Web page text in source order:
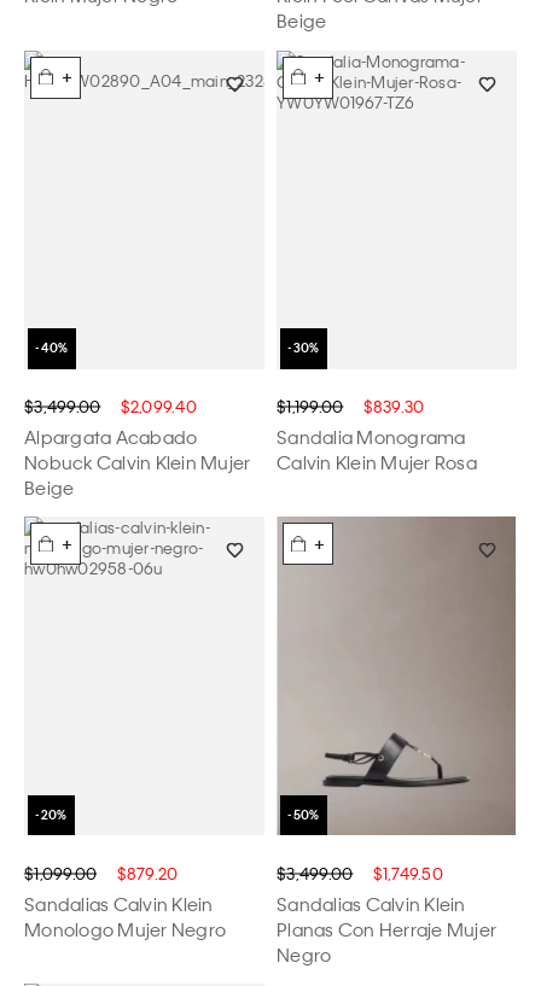
Beige
+
$3,499.00 $2,099.40
Alpargata Acabado
Nobuck Calvin Klein Mujer
Beige
+
$1,199.00 $839.30
Sandalia Monograma
Calvin Klein Mujer Rosa
+
$1,099.00 $879.20
Sandalias Calvin Klein
Monologo Mujer Negro
+
$3,499.00 $1,749.50
Sandalias Calvin Klein
Planas Con Herraje Mujer
Negro